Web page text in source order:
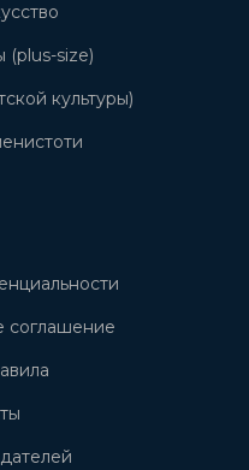
size)
культуры)
соглашение